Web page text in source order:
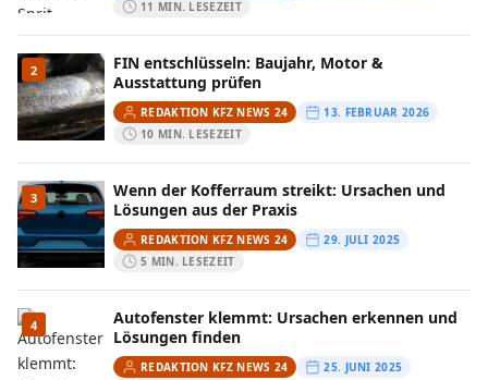
11 MIN. LESEZEIT
2
FIN entschlüsseln: Baujahr, Motor &
Ausstattung prüfen
REDAKTION KFZ NEWS 24
13. FEBRUAR 2026
10 MIN. LESEZEIT
3
Wenn der Kofferraum streikt: Ursachen und
Lösungen aus der Praxis
REDAKTION KFZ NEWS 24
29. JULI 2025
5 MIN. LESEZEIT
4
Autofenster klemmt: Ursachen erkennen und
Lösungen finden
REDAKTION KFZ NEWS 24
25. JUNI 2025